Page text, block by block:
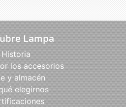
Lampa
Historia
los accesorios
y almacén
elegirnos